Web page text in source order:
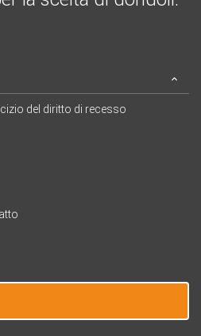
del diritto di recesso